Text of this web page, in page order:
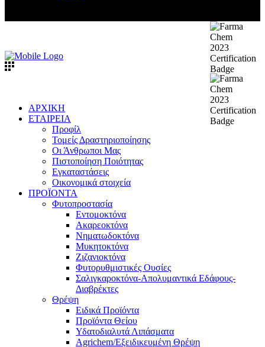
ΑΡΧΙΚΗ
ΕΤΑΙΡΕΙΑ
Προφίλ
Τομείς Δραστηριοποίησης
Οι Άνθρωποι Μας
Πιστοποίηση Ποιότητας
Εγκαταστάσεις
Οικονομικά στοιχεία
ΠΡΟΪΟΝΤΑ
Φυτοπροστασία
Εντομοκτόνα
Ακαρεοκτόνα
Νηματωδοκτόνα
Μυκητοκτόνα
Ζιζανιοκτόνα
Φυτορυθμιστικές Ουσίες
Σαλιγκαροκτόνα-Απολυμαντικά Εδάφους-
Διαβρέκτες
Θρέψη
Ειδικά Προϊόντα
Προϊόντα Θείου
Υδατοδιαλυτά Λιπάσματα
Agrichem/Εξειδικευμένη Θρέψη